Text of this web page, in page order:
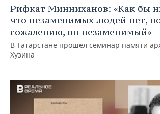
Рифкат Минниханов: «Как бы
что незаменимых людей нет,
сожалению, он незаменимый»
В Татарстане прошел семинар памяти
Хузина